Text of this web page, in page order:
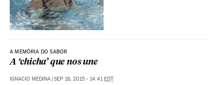
A MEMÓRIA DO SABOR
A ‘chicha’ que nos une
IGNACIO MEDINA | SEP 18, 2015 - 14:41EDT